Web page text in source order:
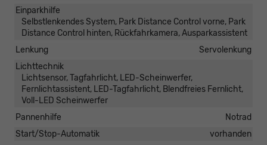
Einparkhilfe
Selbstlenkendes System, Park Distance Control vorne, Park
Distance Control hinten, Rückfahrkamera, Ausparkassistent
Lenkung
Servolenkung
Lichttechnik
Lichtsensor, Tagfahrlicht, LED-Scheinwerfer,
Fernlichtassistent, LED-Tagfahrlicht, Blendfreies Fernlicht,
Voll-LED Scheinwerfer
Pannenhilfe
Notrad
Start/Stop-Automatik
vorhanden